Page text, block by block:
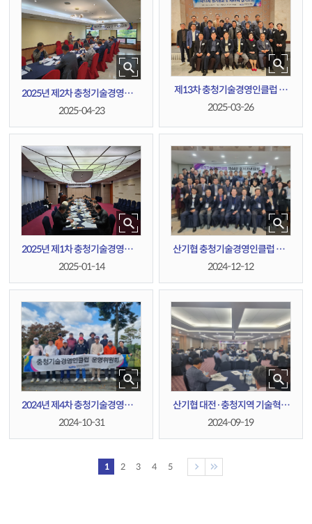
2025년 제2차 충청기술경영인클
럽 운영위원회
2025-04-23
제13차 충청기술경영인클럽 정
기총회
2025-03-26
2025년 제1차 충청기술경영인클
럽 운영위원회
2025-01-14
산기협 충청기술경영인클럽 제4
4회 정기(송년)모임
2024-12-12
2024년 제4차 충청기술경영인클
럽 운영위원회
2024-10-31
산기협 대전·충청지역 기술혁신
세미나
2024-09-19
1 2 3 4 5